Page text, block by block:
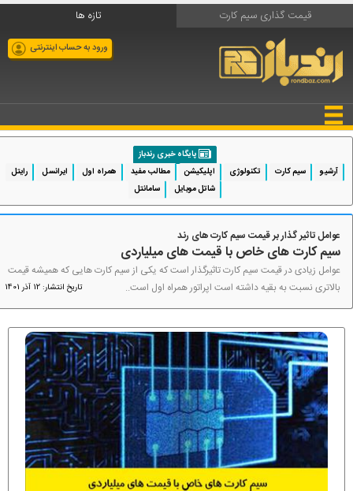
قیمت گذاری سیم کارت تازه ها
ورود به حساب اینترنتی
پایگاه خبری رندباز
آرشیو
سیم کارت تکنولوژی اپلیکیشن مطالب مفید همراه اول ایرانسل
رایتل
شاتل موبایل
سامانتل
عوامل تاثیر گذار بر قیمت سیم کارت های رند
سیم کارت های خاص با قیمت های میلیاردی
عوامل زیادی در قیمت سیم کارت تاثیرگذار است که یکی از سیم کارت هایی که همیشه قیمت
بالاتری نسبت به بقیه داشته است اپراتور همراه اول است..
تاریخ انتشار: 12 آذر 1401